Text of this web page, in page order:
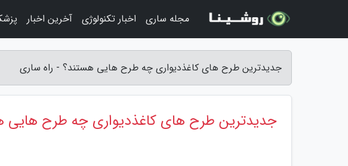
جدیدترین طرح های کاغذدیواری چه طرح هایی هستند؟ - راه ساری
جدیدترین طرح های کاغذدیواری چه طرح هایی
مجله ساری اخبار تکنولوژی آخرین اخبار